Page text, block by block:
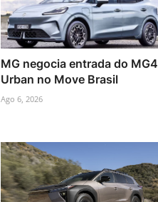
MG negocia entrada do MG4
Urban no Move Brasil
Ago 6, 2026